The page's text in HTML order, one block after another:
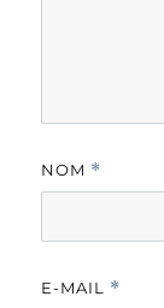
NOM *
E-MAIL *